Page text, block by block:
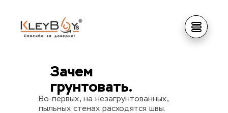
Зачем
грунтовать.
Во-первых, на незагрунтованных,
пыльных стенах расходятся швы.